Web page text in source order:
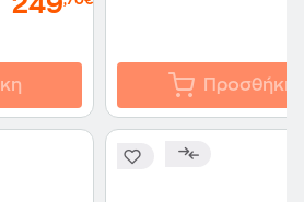
Προσθήκη